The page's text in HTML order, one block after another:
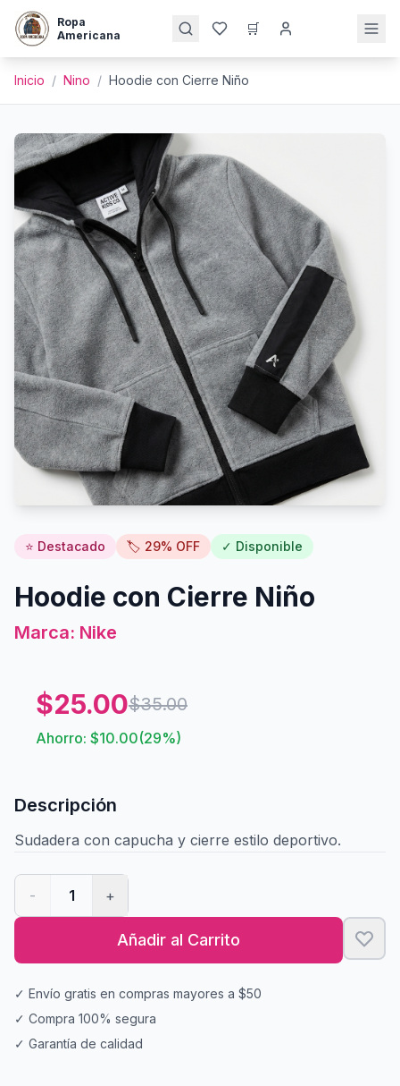
Ropa
Americana
🛒
Inicio / Nino / Hoodie con Cierre Niño
⭐ Destacado 🏷️ 29% OFF ✓ Disponible
Hoodie con Cierre Niño
Marca: Nike
$25.00$35.00
Ahorro: $10.00(29%)
Descripción
Sudadera con capucha y cierre estilo deportivo.
- 1 +
Añadir al Carrito
✓ Envío gratis en compras mayores a $50
✓ Compra 100% segura
✓ Garantía de calidad